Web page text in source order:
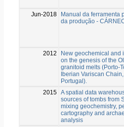
Jun-2018
Manual da ferramenta
da produção -
2012
New geochemical and
on the genesis of the
granitoid melts (Porto-
Iberian Variscan
Portugal).
2015 A spatial data
sources of tombs from
mixing geochemistry,
cartography and
analysis